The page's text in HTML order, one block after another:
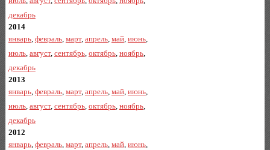
декабрь
2014
январь, февраль, март, апрель, май, июнь,
июль, август, сентябрь, октябрь, ноябрь,
декабрь
2013
январь, февраль, март, апрель, май, июнь,
июль, август, сентябрь, октябрь, ноябрь,
декабрь
2012
январь, февраль, март, апрель, май, июнь,